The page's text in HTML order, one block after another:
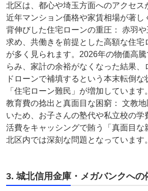
北区は、都心や埼玉方面へのアクセス
近年マンション価格や家賃相場が著し
背伸びした住宅ローンの重圧： 赤羽
求め、共働きを前提とした高額な住宅
が多く見られます。2026年の物価高
らみ、家計の余裕がなくなった結果、
ドローンで補填するという本末転倒な
「住宅ローン難民」が増加しています。
教育費の捻出と真面目な困窮： 文教
いため、お子さんの塾代や私立校の学
活費をキャッシングで賄う「真面目な
北区内では深刻な問題となっています。
3. 城北信用金庫・メガバンクへの